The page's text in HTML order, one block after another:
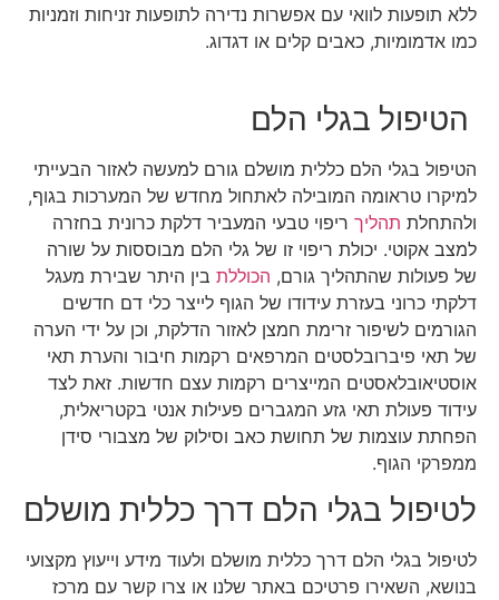
ללא תופעות לוואי עם אפשרות נדירה לתופעות זניחות וזמניות
כמו אדמומיות, כאבים קלים או דגדוג.
הטיפול בגלי הלם
הטיפול בגלי הלם כללית מושלם גורם למעשה לאזור הבעייתי
למיקרו טראומה המובילה לאתחול מחדש של המערכות בגוף,
ולהתחלת תהליך ריפוי טבעי המעביר דלקת כרונית בחזרה
למצב אקוטי. יכולת ריפוי זו של גלי הלם מבוססות על שורה
של פעולות שהתהליך גורם, הכוללת בין היתר שבירת מעגל
דלקתי כרוני בעזרת עידודו של הגוף לייצר כלי דם חדשים
הגורמים לשיפור זרימת חמצן לאזור הדלקת, וכן על ידי הערה
של תאי פיברובלסטים המרפאים רקמות חיבור והערת תאי
אוסטיאובלאסטים המייצרים רקמות עצם חדשות. זאת לצד
עידוד פעולת תאי גזע המגברים פעילות אנטי בקטריאלית,
הפחתת עוצמות של תחושת כאב וסילוק של מצבורי סידן
ממפרקי הגוף.
לטיפול בגלי הלם דרך כללית מושלם
לטיפול בגלי הלם דרך כללית מושלם ולעוד מידע וייעוץ מקצועי
בנושא, השאירו פרטיכם באתר שלנו או צרו קשר עם מרכז